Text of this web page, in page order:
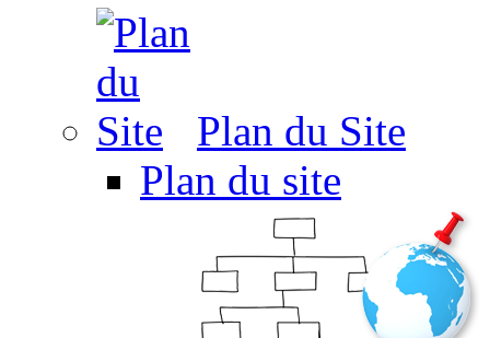
Plan du Site
Plan du site